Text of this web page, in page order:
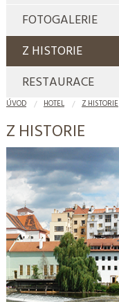
FOTOGALERIE
Z HISTORIE
RESTAURACE
ÚVOD HOTEL Z HISTORIE
Z HISTORIE